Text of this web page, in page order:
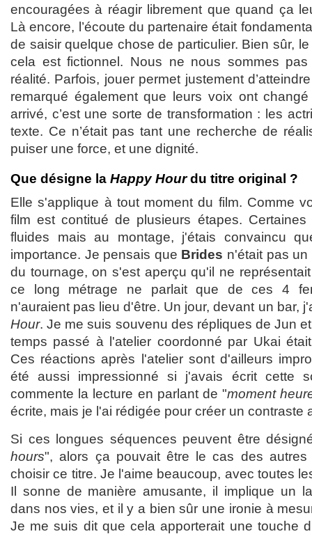
encouragées à réagir librement que quand ça
Là encore, l’écoute du partenaire était
de saisir quelque chose de particulier. Bien sûr,
cela est fictionnel. Nous ne nous sommes
réalité. Parfois, jouer permet justement
remarqué également que leurs voix ont
arrivé, c’est une sorte de transformation : les
texte. Ce n’était pas tant une recherche de
puiser une force, et une dignité.
Que désigne la Happy Hourdu titre original ?
Elle s'applique à tout moment du film. Comme
film est contitué de plusieurs étapes.
fluides mais au montage, j'étais convaincu
importance. Je pensais que Brides n'était pas un
du tournage, on s'est aperçu qu'il ne
ce long métrage ne parlait que de ces 4
n'auraient pas lieu d'être. Un jour, devant un bar,
Hour. Je me suis souvenu des répliques de Jun
temps passé à l'atelier coordonné par Ukai
Ces réactions après l'atelier sont d'ailleurs
été aussi impressionné si j'avais écrit cette
commente la lecture en parlant de "moment
écrite, mais je l'ai rédigée pour créer un contraste
Si ces longues séquences peuvent être
hours", alors ça pouvait être le cas des
choisir ce titre. Je l'aime beaucoup, avec toutes
Il sonne de manière amusante, il implique un
dans nos vies, et il y a bien sûr une ironie à
Je me suis dit que cela apporterait une touche